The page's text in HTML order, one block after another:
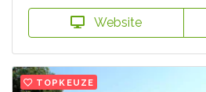
Website
TOPKEUZE